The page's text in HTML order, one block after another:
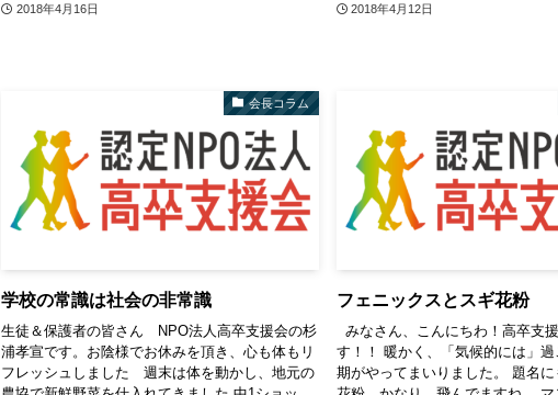
2018年4月16日 2018年4月12日
会長コラム
学校の常識は社会の非常識
生徒＆保護者の皆さん NPO法人高卒支援会の杉
浦孝宣です。お陰様でお休みを頂き、心も体もリ
フレッシュしました 週末は体を動かし、地元の
フェニックスとスギ花粉
みなさん、こんにちわ！高卒支
す！！ 暖かく、「気候的には」
期がやってまいりました。 題名